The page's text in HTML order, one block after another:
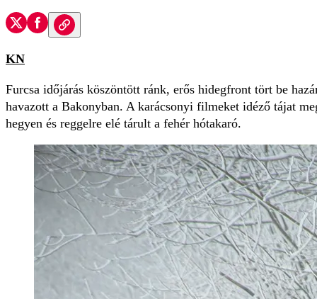
KN
Furcsa időjárás köszöntött ránk, erős hidegfront tört be
havazott a Bakonyban. A karácsonyi filmeket idéző tájat
hegyen és reggelre elé tárult a fehér hótakaró.